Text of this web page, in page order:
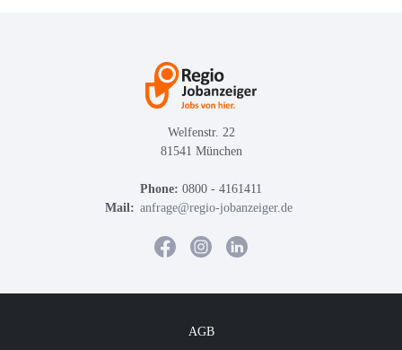
Welfenstr. 22
81541 München
Phone: 0800 - 4161411
Mail: anfrage@regio-jobanzeiger.de
AGB